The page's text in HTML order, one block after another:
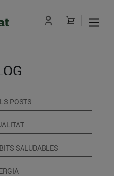
POSTS
SALUDABLES